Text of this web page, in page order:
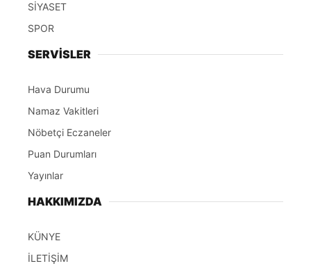
SİYASET
SPOR
SERVİSLER
Hava Durumu
Namaz Vakitleri
Nöbetçi Eczaneler
Puan Durumları
Yayınlar
HAKKIMIZDA
KÜNYE
İLETİŞİM